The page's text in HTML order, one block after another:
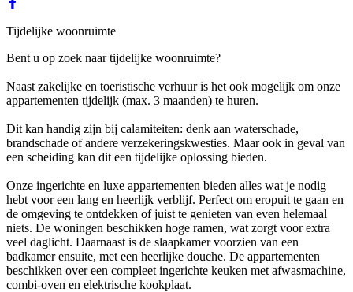
Tijdelijke woonruimte
Bent u op zoek naar tijdelijke woonruimte?
Naast zakelijke en toeristische verhuur is het ook mogelijk om onze
appartementen tijdelijk (max. 3 maanden) te huren.
Dit kan handig zijn bij calamiteiten: denk aan waterschade,
brandschade of andere verzekeringskwesties. Maar ook in geval van
een scheiding kan dit een tijdelijke oplossing bieden.
Onze ingerichte en luxe appartementen bieden alles wat je nodig
hebt voor een lang en heerlijk verblijf. Perfect om eropuit te gaan en
de omgeving te ontdekken of juist te genieten van even helemaal
niets. De woningen beschikken hoge ramen, wat zorgt voor extra
veel daglicht. Daarnaast is de slaapkamer voorzien van een
badkamer ensuite, met een heerlijke douche. De appartementen
beschikken over een compleet ingerichte keuken met afwasmachine,
combi-oven en elektrische kookplaat.